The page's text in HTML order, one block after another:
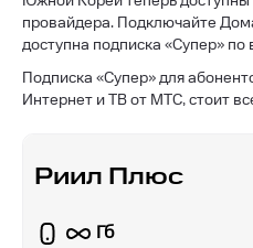
провайдера. Подключайте
доступна подписка «Супер» по
Подписка «Супер» для
Интернет и ТВ от МТС, стоит
Риил Плюс
Гб